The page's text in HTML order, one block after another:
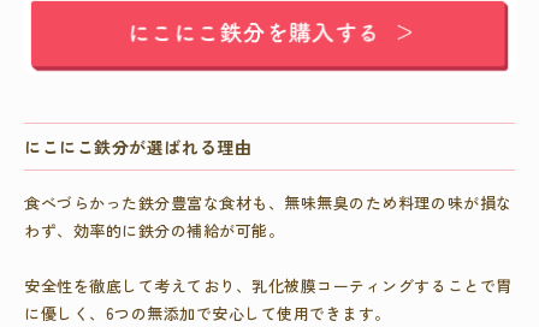
にこにこ鉄分が選ばれる理由
食べづらかった鉄分豊富な食材も、無味無臭のため料理の味が損な
わず、効率的に鉄分の補給が可能。
安全性を徹底して考えており、乳化被膜コーティングすることで胃
に優しく、6つの無添加で安心して使用できます。